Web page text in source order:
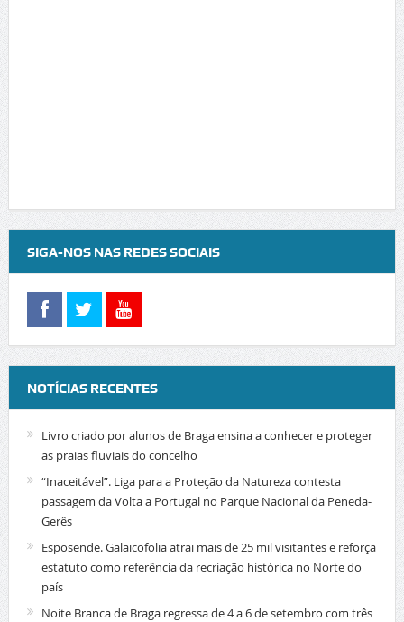
SIGA-NOS NAS REDES SOCIAIS
NOTÍCIAS RECENTES
Livro criado por alunos de Braga ensina a conhecer e proteger
as praias fluviais do concelho
“Inaceitável”. Liga para a Proteção da Natureza contesta
passagem da Volta a Portugal no Parque Nacional da Peneda-
Gerês
Esposende. Galaicofolia atrai mais de 25 mil visitantes e reforça
estatuto como referência da recriação histórica no Norte do
país
Noite Branca de Braga regressa de 4 a 6 de setembro com três